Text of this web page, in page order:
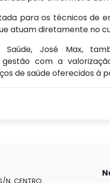
para os técnicos de
atuam diretamente no
José Max,
com a
de saúde oferecidos à
N, CENTRO